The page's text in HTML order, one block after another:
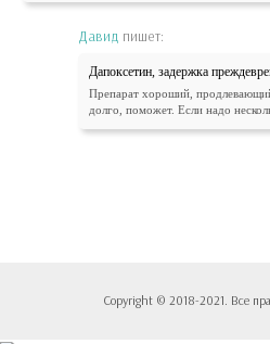
Давид пишет:
Дапоксетин, задержка
Препарат хороший,
долго, поможет. Если надо
Copyright © 2018-2021. Все